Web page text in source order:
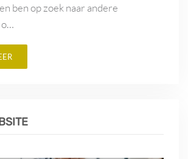
ben op zoek naar andere